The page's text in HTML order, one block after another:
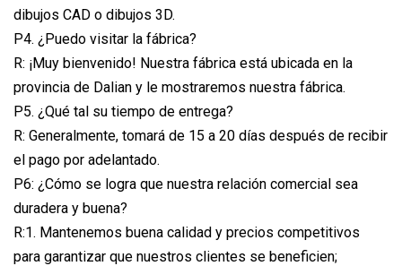
dibujos CAD o dibujos 3D.
P4. ¿Puedo visitar la fábrica?
R: ¡Muy bienvenido! Nuestra fábrica está ubicada en la
provincia de Dalian y le mostraremos nuestra fábrica.
P5. ¿Qué tal su tiempo de entrega?
R: Generalmente, tomará de 15 a 20 días después de recibir
el pago por adelantado.
P6: ¿Cómo se logra que nuestra relación comercial sea
duradera y buena?
R:1. Mantenemos buena calidad y precios competitivos
para garantizar que nuestros clientes se beneficien;